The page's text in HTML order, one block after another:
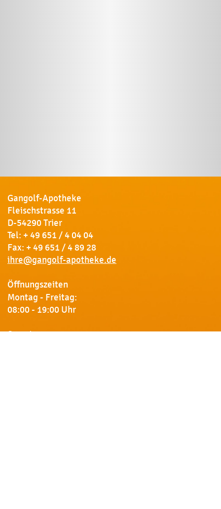
Gangolf-Apotheke
Fleischstrasse 11
D-54290 Trier
Tel: + 49 651 / 4 04 04
Fax: + 49 651 / 4 89 28
ihre@gangolf-apotheke.de
Öffnungszeiten
Montag - Freitag:
08:00 - 19:00 Uhr
Samstag: